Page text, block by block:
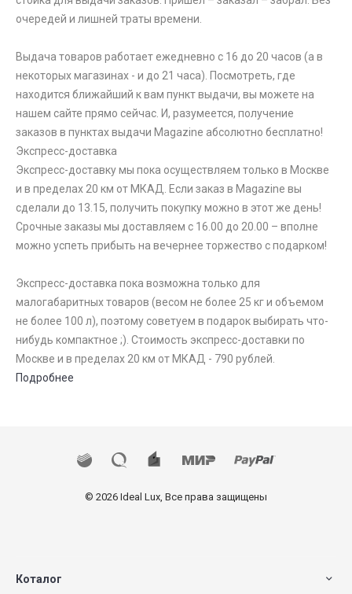
очередей и лишней траты времени.
Выдача товаров работает ежедневно с 16 до 20 часов (а в
некоторых магазинах - и до 21 часа). Посмотреть, где
находится ближайший к вам пункт выдачи, вы можете на
нашем сайте прямо сейчас. И, разумеется, получение
заказов в пунктах выдачи Magazine абсолютно бесплатно!
Экспресс-доставка
Экспресс-доставку мы пока осуществляем только в Москве
и в пределах 20 км от МКАД. Если заказ в Magazine вы
сделали до 13.15, получить покупку можно в этот же день!
Срочные заказы мы доставляем с 16.00 до 20.00 – вполне
можно успеть прибыть на вечернее торжество с подарком!
Экспресс-доставка пока возможна только для
малогабаритных товаров (весом не более 25 кг и объемом
не более 100 л), поэтому советуем в подарок выбирать что-
нибудь компактное ;). Стоимость экспресс-доставки по
Москве и в пределах 20 км от МКАД - 790 рублей.
Подробнее
© 2026 Ideal Lux, Все права защищены
Коталог